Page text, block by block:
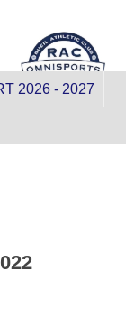
2026 - 2027